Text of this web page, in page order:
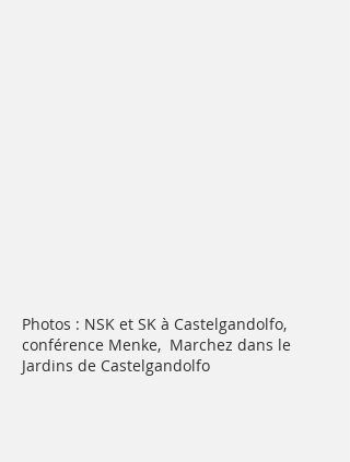
Photos : NSK et SK à Castelgandolfo,
conférence Menke, Marchez dans le
Jardins de Castelgandolfo